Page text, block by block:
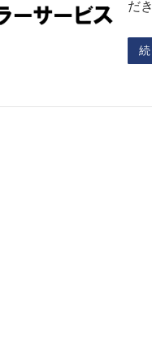
だ